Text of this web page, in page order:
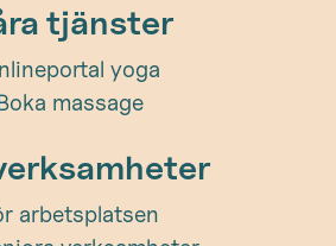
tjänster
yoga
massage
arbetsplatsen